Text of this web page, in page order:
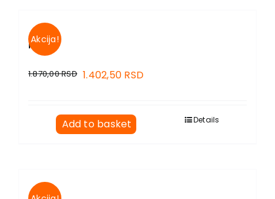
Akcija!
PRIČE I
1.870,00RSD 1.402,50 RSD
Add to basket Details